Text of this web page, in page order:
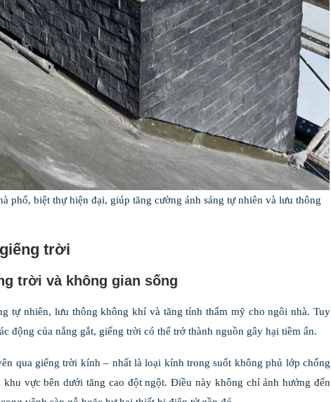
phố, biệt thự hiện đại, giúp tăng cường ánh sáng tự nhiên và lưu thông
trời
trời và không gian sống
tự nhiên, lưu thông không khí và tăng tính thẩm mỹ cho ngôi nhà. Tuy
động của nắng gắt, giếng trời có thể trở thành nguồn gây hại tiềm ẩn.
qua giếng trời kính – nhất là loại kính trong suốt không phủ lớp chống
vực bên dưới tăng cao đột ngột. Điều này không chỉ ảnh hưởng đến